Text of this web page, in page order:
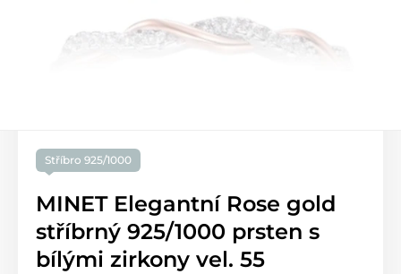
Stříbro 925/1000
MINET Elegantní Rose gold
stříbrný 925/1000 prsten s
bílými zirkony vel. 55